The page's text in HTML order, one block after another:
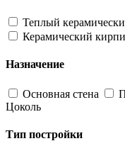
Теплый
Керамический
Назначение
Основная стена
Цоколь
Тип постройки